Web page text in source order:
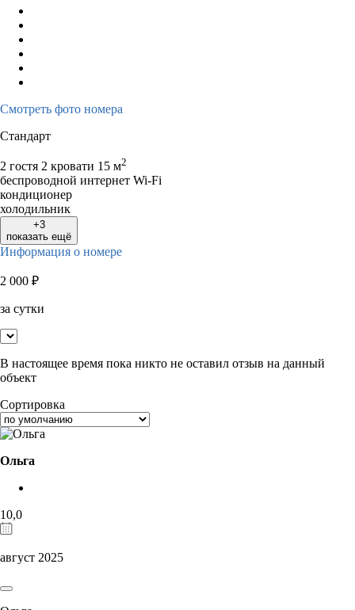
Смотреть фото номера
Стандарт
2 гостя 2 кровати 15 м2
беспроводной интернет Wi-Fi
кондиционер
холодильник
+3
показать ещё
Информация о номере
2 000 ₽
за сутки
В настоящее время пока никто не оставил отзыв на данный
объект
Сортировка
Ольга
10,0
август 2025